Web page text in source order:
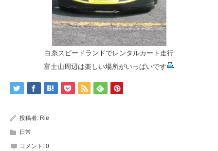
白糸スピードランドでレンタルカート走行
富士山周辺は楽しい場所がいっぱいです
投稿者: Rie
日常
コメント: 0